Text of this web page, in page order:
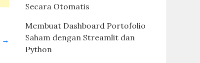
→
Secara Otomatis
Membuat Dashboard Portofolio
Saham dengan Streamlit dan
Python